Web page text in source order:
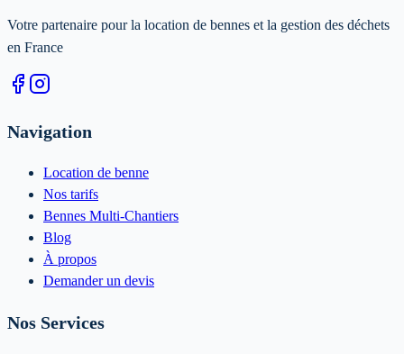
Votre partenaire pour la location de bennes et la gestion des déchets
en France
Navigation
Location de benne
Nos tarifs
Bennes Multi-Chantiers
Blog
À propos
Demander un devis
Nos Services